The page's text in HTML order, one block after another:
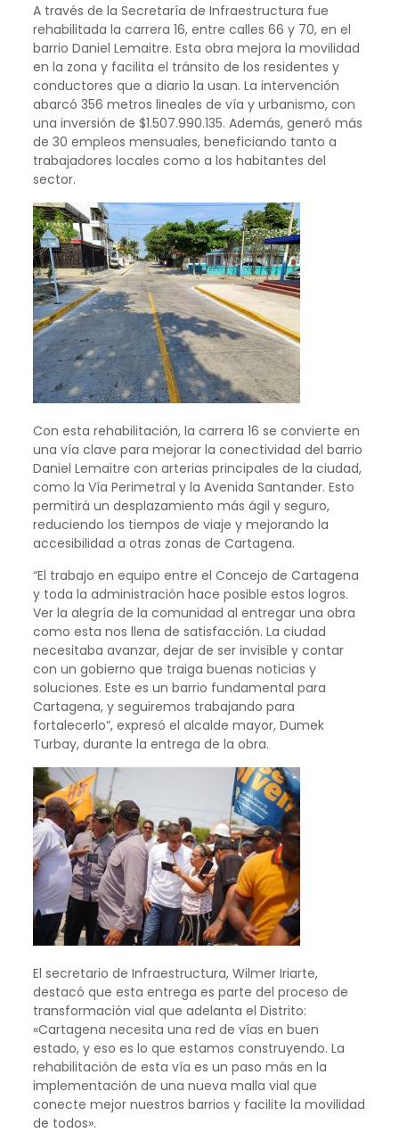
A través de la Secretaría de Infraestructura fue
rehabilitada la carrera 16, entre calles 66 y 70, en el
barrio Daniel Lemaitre. Esta obra mejora la movilidad
en la zona y facilita el tránsito de los residentes y
conductores que a diario la usan. La intervención
abarcó 356 metros lineales de vía y urbanismo, con
una inversión de $1.507.990.135. Además, generó más
de 30 empleos mensuales, beneficiando tanto a
trabajadores locales como a los habitantes del
sector.
Con esta rehabilitación, la carrera 16 se convierte en
una vía clave para mejorar la conectividad del barrio
Daniel Lemaitre con arterias principales de la ciudad,
como la Vía Perimetral y la Avenida Santander. Esto
permitirá un desplazamiento más ágil y seguro,
reduciendo los tiempos de viaje y mejorando la
accesibilidad a otras zonas de Cartagena.
“El trabajo en equipo entre el Concejo de Cartagena
y toda la administración hace posible estos logros.
Ver la alegría de la comunidad al entregar una obra
como esta nos llena de satisfacción. La ciudad
necesitaba avanzar, dejar de ser invisible y contar
con un gobierno que traiga buenas noticias y
soluciones. Este es un barrio fundamental para
Cartagena, y seguiremos trabajando para
fortalecerlo”, expresó el alcalde mayor, Dumek
Turbay, durante la entrega de la obra.
El secretario de Infraestructura, Wilmer Iriarte,
destacó que esta entrega es parte del proceso de
transformación vial que adelanta el Distrito:
«Cartagena necesita una red de vías en buen
estado, y eso es lo que estamos construyendo. La
rehabilitación de esta vía es un paso más en la
implementación de una nueva malla vial que
conecte mejor nuestros barrios y facilite la movilidad
de todos».